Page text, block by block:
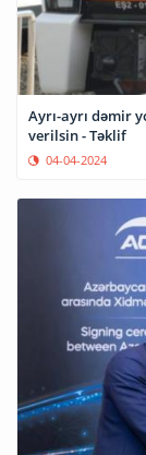
Ayrı-ayrı dəmir
verilsin - Təklif
04-04-2024